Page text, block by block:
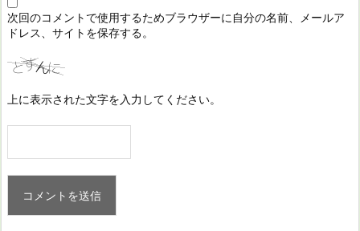
次回のコメントで使用するためブラウザーに自分の名前、メールア
ドレス、サイトを保存する。
上に表示された文字を入力してください。